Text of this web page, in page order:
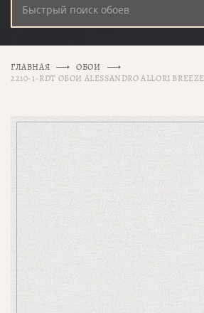
ГЛАВНАЯ
ОБОИ
2210-1-RDT ОБОИ ALESSANDRO ALLORI BREEZE